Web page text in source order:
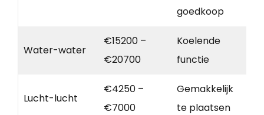
goedkoop
Water-water
€15200 –
€20700
Koelende
functie
Lucht-lucht
€4250 –
€7000
Gemakkelijk
te plaatsen